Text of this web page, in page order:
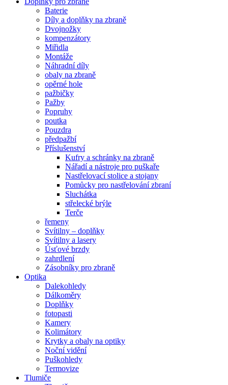
Baterie
Díly a doplňky na zbraně
Dvojnožky
kompenzátory
Miřidla
Montáže
Náhradní díly
obaly na zbraně
opěrné hole
pažbičky
Pažby
Popruhy
poutka
Pouzdra
předpažbí
Příslušenství
Kufry a schránky na zbraně
Nářadí a nástroje pro puškaře
Nastřelovací stolice a stojany
Pomůcky pro nastřelování zbraní
Sluchátka
střelecké brýle
Terče
řemeny
Svítilny – doplňky
Svítilny a lasery
Úsťové brzdy
zahrdlení
Zásobníky pro zbraně
Optika
Dalekohledy
Dálkoměry
Doplňky
fotopasti
Kamery
Kolimátory
Krytky a obaly na optiky
Noční vidění
Puškohledy
Termovize
Tlumiče